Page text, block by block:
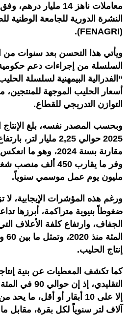
معاملات ناهز 14
النشرة الدورية للجامعة الوطنية
(FENAGRI).
ويأتي هذا التحسن بعد سنوات من
السلسلة من إجراءات دعم
“الفدرالية البيمهنية لسلسلة
أسعار الحليب الموجهة
التوازن التدريجي للقطاع.
وبحسب المصدر نفسه، بلغ
مقارنة بسنة 2024،
مليون يوم عمل موسمي سنوياً.
ورغم هذه المؤشرات الإيجابية، لا
ضغوطاً بنيوية متراكمة، أبرزها
إنتاج الحليب.
كما تكشف المعطيات عن بنية
التقليدي، إذ